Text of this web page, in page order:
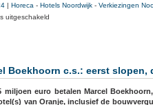
| Horeca - Hotels Noordwijk - Verkiezingen
uitgeschakeld
van
Boekhoorn c.s.: eerst slopen,
miljoen euro betalen Marcel
van Oranje, inclusief de